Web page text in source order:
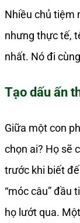
Nhiều chủ tiệm
nhưng thực tế,
nhất. Nó đi
Tạo dấu ấn
Giữa một con
chọn ai? Họ sẽ
trước khi biết
“móc câu” đầu
họ lướt qua.